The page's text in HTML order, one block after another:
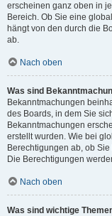
erscheinen ganz oben in
Bereich. Ob Sie eine
hängt von den durch die
ab.
Nach oben
Was sind
Bekanntmachungen
des Boards, in dem Sie
Bekanntmachungen
erstellt wurden. Wie bei
Berechtigungen ab, ob
Die Berechtigungen
Nach oben
Was sind wichtige